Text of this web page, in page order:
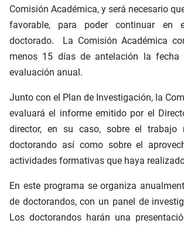
Comisión Académica, y será necesario
favorable, para poder continuar en
doctorado. La Comisión Académica
menos 15 días de antelación la fecha
evaluación anual.
Junto con el Plan de Investigación, la
evaluará el informe emitido por el
director, en su caso, sobre el trabajo
doctorando así como sobre el
actividades formativas que haya
En este programa se organiza
de doctorandos, con un panel de
Los doctorandos harán una